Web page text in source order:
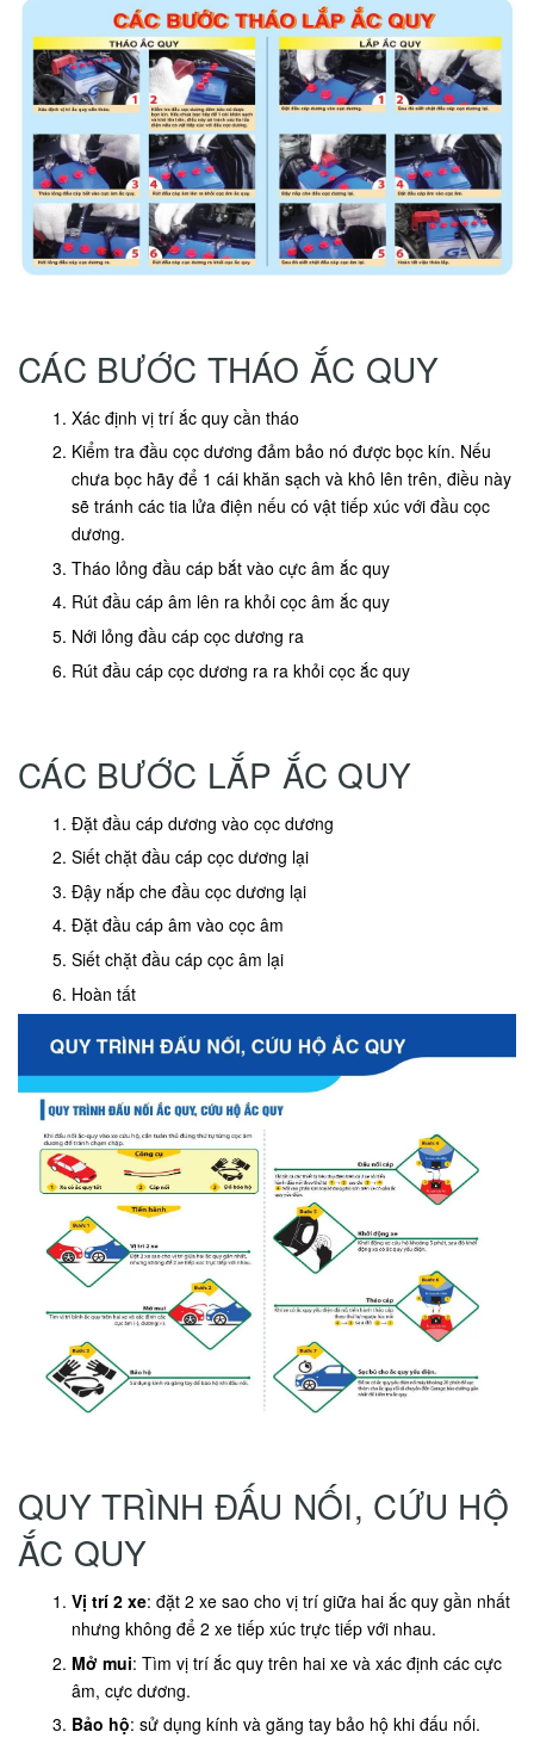
CÁC BƯỚC THÁO ẮC QUY
Xác định vị trí ắc quy cần tháo
Kiểm tra đầu cọc dương đảm bảo nó được bọc kín. Nếu
chưa bọc hãy để 1 cái khăn sạch và khô lên trên, điều này
sẽ tránh các tia lửa điện nếu có vật tiếp xúc với đầu cọc
dương.
Tháo lỏng đầu cáp bắt vào cực âm ắc quy
Rút đầu cáp âm lên ra khỏi cọc âm ắc quy
Nới lỏng đầu cáp cọc dương ra
Rút đầu cáp cọc dương ra ra khỏi cọc ắc quy
CÁC BƯỚC LẮP ẮC QUY
Đặt đầu cáp dương vào cọc dương
Siết chặt đầu cáp cọc dương lại
Đậy nắp che đầu cọc dương lại
Đặt đầu cáp âm vào cọc âm
Siết chặt đầu cáp cọc âm lại
Hoàn tất
QUY TRÌNH ĐẤU NỐI, CỨU HỘ
ẮC QUY
Vị trí 2 xe: đặt 2 xe sao cho vị trí giữa hai ắc quy gần nhất
nhưng không để 2 xe tiếp xúc trực tiếp với nhau.
Mở mui: Tìm vị trí ắc quy trên hai xe và xác định các cực
âm, cực dương.
Bảo hộ: sử dụng kính và găng tay bảo hộ khi đấu nối.